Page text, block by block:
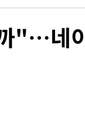
에 숨진 채 발견
망·1명 실종
㎜ 비
"…네